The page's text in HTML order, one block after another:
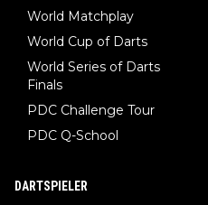
World Matchplay
World Cup of Darts
World Series of Darts
Finals
PDC Challenge Tour
PDC Q-School
DARTSPIELER